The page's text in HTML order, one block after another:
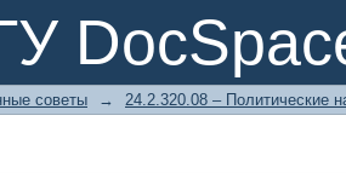
советы → 24.2.320.08 – Политические